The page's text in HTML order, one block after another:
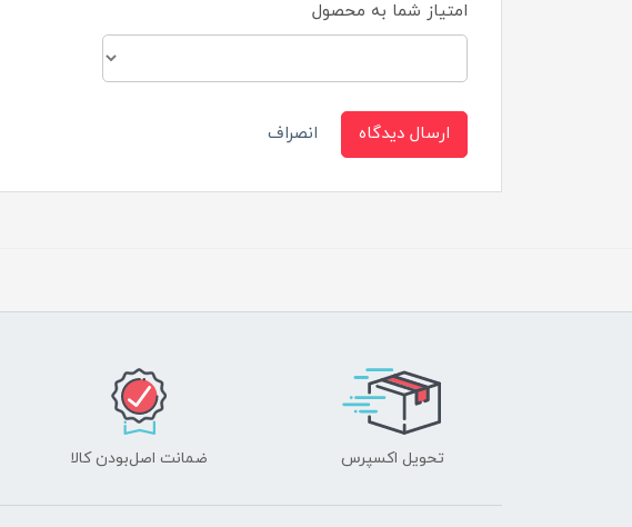
امتیاز شما به محصول
ارسال دیدگاه انصراف
تحویل اکسپرس ضمانت اصل‌بودن کالا